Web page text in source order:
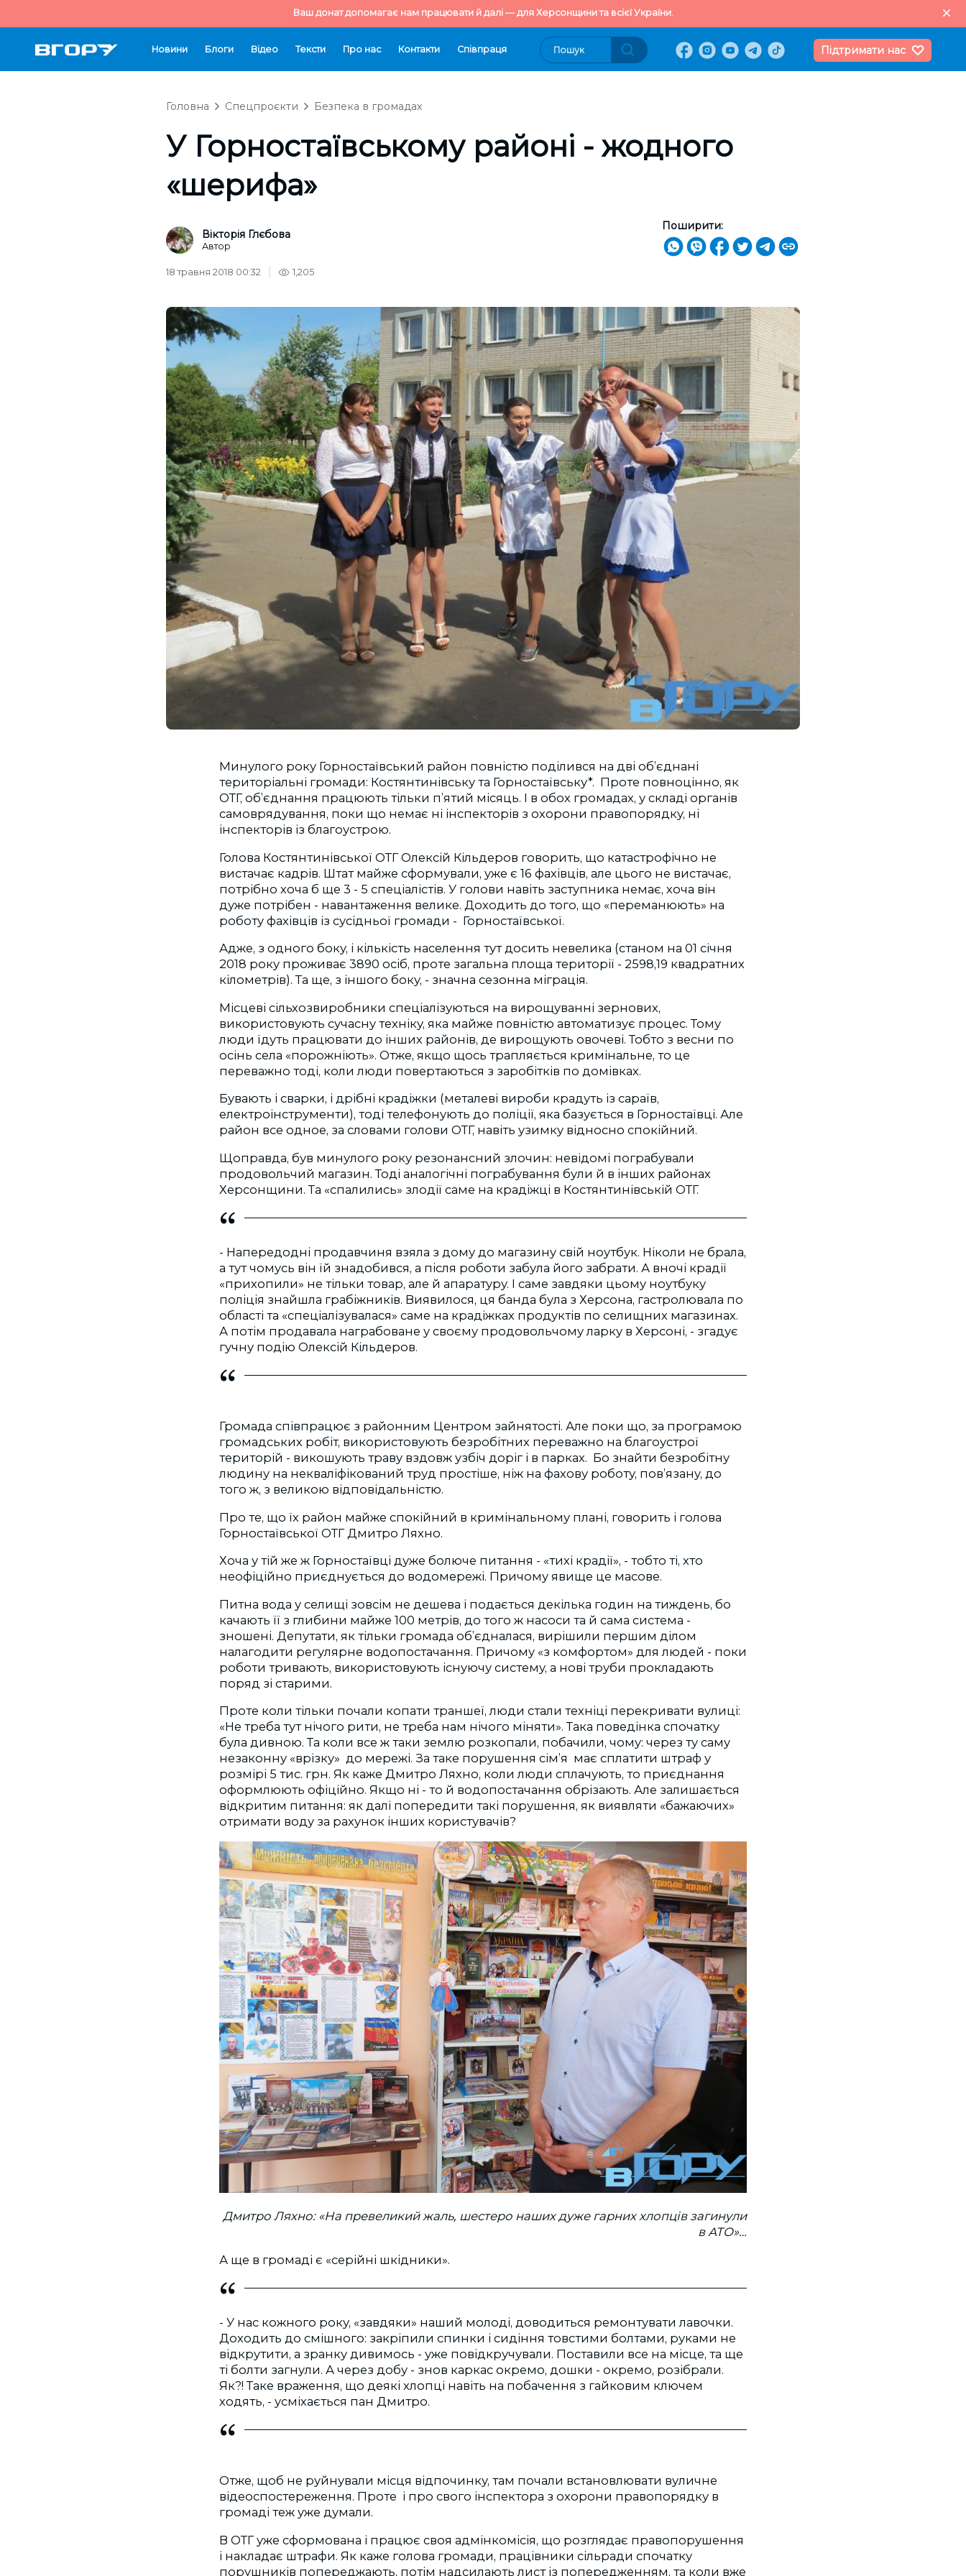
Ваш донат допомагає нам працювати й далі — для Херсонщини та всієї України.
Новини Блоги Відео Тексти Про нас Контакти Cпівпраця Підтримати нас
Головна Спецпроєкти Безпека в громадах
У Горностаївському районі - жодного
«шерифа»
Вікторія Глєбова
Автор
Поширити:
18 травня 2018 00:32 1,205
Минулого року Горностаївський район повністю поділився на дві об’єднані
територіальні громади: Костянтинівську та Горностаївську*. Проте повноцінно, як
ОТГ, об’єднання працюють тільки п’ятий місяць. І в обох громадах, у складі органів
самоврядування, поки що немає ні інспекторів з охорони правопорядку, ні
інспекторів із благоустрою.
Голова Костянтинівської ОТГ Олексій Кільдеров говорить, що катастрофічно не
вистачає кадрів. Штат майже сформували, уже є 16 фахівців, але цього не вистачає,
потрібно хоча б ще 3 - 5 спеціалістів. У голови навіть заступника немає, хоча він
дуже потрібен - навантаження велике. Доходить до того, що «переманюють» на
роботу фахівців із сусідньої громади - Горностаївської.
Адже, з одного боку, і кількість населення тут досить невелика (станом на 01 січня
2018 року проживає 3890 осіб, проте загальна площа території - 2598,19 квадратних
кілометрів). Та ще, з іншого боку, - значна сезонна міграція.
Місцеві сільхозвиробники спеціалізуються на вирощуванні зернових,
використовують сучасну техніку, яка майже повністю автоматизує процес. Тому
люди їдуть працювати до інших районів, де вирощують овочеві. Тобто з весни по
осінь села «порожніють». Отже, якщо щось трапляється кримінальне, то це
переважно тоді, коли люди повертаються з заробітків по домівках.
Бувають і сварки, і дрібні крадіжки (металеві вироби крадуть із сараїв,
електроінструменти), тоді телефонують до поліції, яка базується в Горностаївці. Але
район все одное, за словами голови ОТГ, навіть узимку відносно спокійний.
Щоправда, був минулого року резонансний злочин: невідомі пограбували
продовольчий магазин. Тоді аналогічні пограбування були й в інших районах
Херсонщини. Та «спалились» злодії саме на крадіжці в Костянтинівській ОТГ.
- Напередодні продавчиня взяла з дому до магазину свій ноутбук. Ніколи не брала,
а тут чомусь він їй знадобився, а після роботи забула його забрати. А вночі крадії
«прихопили» не тільки товар, але й апаратуру. І саме завдяки цьому ноутбуку
поліція знайшла грабіжників. Виявилося, ця банда була з Херсона, гастролювала по
області та «спеціалізувалася» саме на крадіжках продуктів по селищних магазинах.
А потім продавала награбоване у своєму продовольчому ларку в Херсоні, - згадує
гучну подію Олексій Кільдеров.
Громада співпрацює з районним Центром зайнятості. Але поки що, за програмою
громадських робіт, використовують безробітних переважно на благоустрої
територій - викошують траву вздовж узбіч доріг і в парках. Бо знайти безробітну
людину на некваліфікований труд простіше, ніж на фахову роботу, пов’язану, до
того ж, з великою відповідальністю.
Про те, що їх район майже спокійний в кримінальному плані, говорить і голова
Горностаївської ОТГ Дмитро Ляхно.
Хоча у тій же ж Горностаївці дуже болюче питання - «тихі крадії», - тобто ті, хто
неофіційно приєднується до водомережі. Причому явище це масове.
Питна вода у селищі зовсім не дешева і подається декілька годин на тиждень, бо
качають її з глибини майже 100 метрів, до того ж насоси та й сама система -
зношені. Депутати, як тільки громада об’єдналася, вирішили першим ділом
налагодити регулярне водопостачання. Причому «з комфортом» для людей - поки
роботи тривають, використовують існуючу систему, а нові труби прокладають
поряд зі старими.
Проте коли тільки почали копати траншеї, люди стали техніці перекривати вулиці:
«Не треба тут нічого рити, не треба нам нічого міняти». Така поведінка спочатку
була дивною. Та коли все ж таки землю розкопали, побачили, чому: через ту саму
незаконну «врізку» до мережі. За таке порушення сім’я має сплатити штраф у
розмірі 5 тис. грн. Як каже Дмитро Ляхно, коли люди сплачують, то приєднання
оформлюють офіційно. Якщо ні - то й водопостачання обрізають. Але залишається
відкритим питання: як далі попередити такі порушення, як виявляти «бажаючих»
отримати воду за рахунок інших користувачів?
Дмитро Ляхно: «На превеликий жаль, шестеро наших дуже гарних хлопців загинули
в АТО»…
А ще в громаді є «серійні шкідники».
- У нас кожного року, «завдяки» наший молоді, доводиться ремонтувати лавочки.
Доходить до смішного: закріпили спинки і сидіння товстими болтами, руками не
відкрутити, а зранку дивимось - уже повідкручували. Поставили все на місце, та ще
ті болти загнули. А через добу - знов каркас окремо, дошки - окремо, розібрали.
Як?! Таке враження, що деякі хлопці навіть на побачення з гайковим ключем
ходять, - усміхається пан Дмитро.
Отже, щоб не руйнували місця відпочинку, там почали встановлювати вуличне
відеоспостереження. Проте і про свого інспектора з охорони правопорядку в
громаді теж уже думали.
В ОТГ уже сформована і працює своя адмінкомісія, що розглядає правопорушення
і накладає штрафи. Як каже голова громади, працівники сільради спочатку
порушників попереджають, потім надсилають лист із попередженням, та коли вже